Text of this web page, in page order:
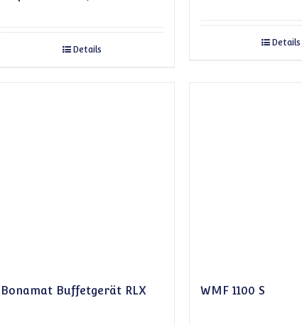
Details
Details
Bonamat Buffetgerät RLX WMF 1100 S